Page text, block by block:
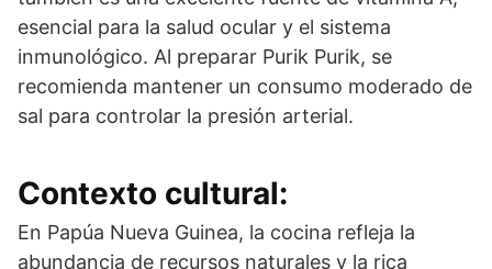
esencial para la salud ocular y el sistema
inmunológico. Al preparar Purik Purik, se
recomienda mantener un consumo moderado de
sal para controlar la presión arterial.
Contexto cultural:
En Papúa Nueva Guinea, la cocina refleja la
abundancia de recursos naturales y la rica